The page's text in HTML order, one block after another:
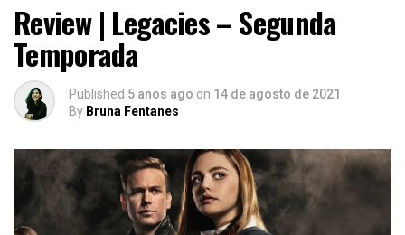
Review | Legacies – Segunda
Temporada
Published 5 anos ago on 14 de agosto de 2021
By Bruna Fentanes